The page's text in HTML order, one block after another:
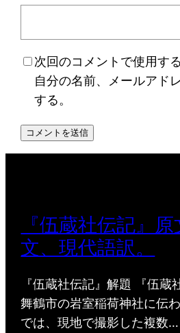
次回のコメントで使用す
自分の名前、メールアド
する。
『伍蔵社伝記』
文、現代語訳。
『伍蔵社伝記』解題 『伍蔵
舞鶴市の岩室稲荷神社に伝
では、現地で撮影した複数…